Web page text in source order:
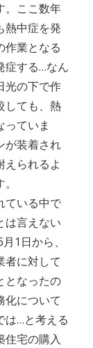
。ここ数年
熱中症を発
作業となる
症する…なん
光の下で作
しても、熱
っていま
が装着され
えられるよ
ている中で
は言えない
1日から、
者に対して
となったの
化について
は…と考える
住宅の購入